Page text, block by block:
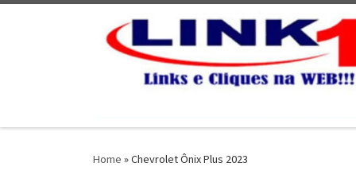
Home »Chevrolet Ônix Plus 2023